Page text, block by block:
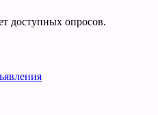
доступных опросов.